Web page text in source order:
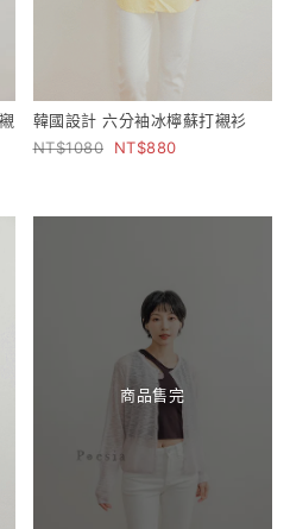
韓國設計 六分袖冰檸蘇打襯衫
1080
880
商品售完